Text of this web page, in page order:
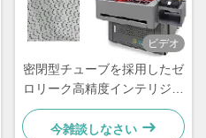
ビデオ
密閉型チューブを採用したゼ
ロリーク高精度インテリジェ
ントX線リールカウンター
今雑談しなさい